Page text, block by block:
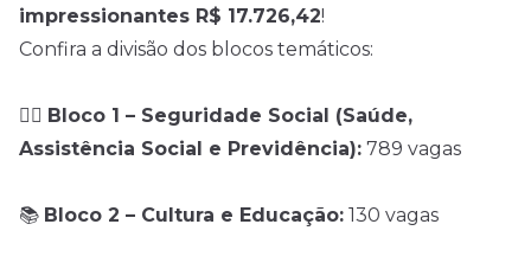
impressionantes R$ 17.726,42!
Confira a divisão dos blocos temáticos:
🧑‍⚕️ Bloco 1 – Seguridade Social (Saúde,
Assistência Social e Previdência): 789 vagas
📚 Bloco 2 – Cultura e Educação: 130 vagas